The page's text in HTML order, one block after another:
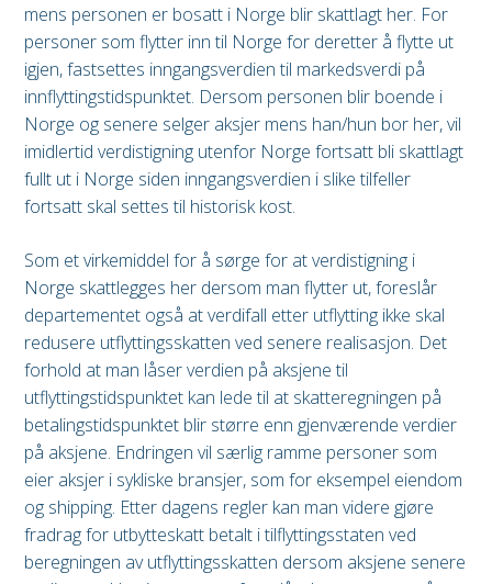
mens personen er bosatt i Norge blir skattlagt her. For
personer som flytter inn til Norge for deretter å flytte ut
igjen, fastsettes inngangsverdien til markedsverdi på
innflyttingstidspunktet. Dersom personen blir boende i
Norge og senere selger aksjer mens han/hun bor her, vil
imidlertid verdistigning utenfor Norge fortsatt bli skattlagt
fullt ut i Norge siden inngangsverdien i slike tilfeller
fortsatt skal settes til historisk kost.
Som et virkemiddel for å sørge for at verdistigning i
Norge skattlegges her dersom man flytter ut, foreslår
departementet også at verdifall etter utflytting ikke skal
redusere utflyttingsskatten ved senere realisasjon. Det
forhold at man låser verdien på aksjene til
utflyttingstidspunktet kan lede til at skatteregningen på
betalingstidspunktet blir større enn gjenværende verdier
på aksjene. Endringen vil særlig ramme personer som
eier aksjer i sykliske bransjer, som for eksempel eiendom
og shipping. Etter dagens regler kan man videre gjøre
fradrag for utbytteskatt betalt i tilflyttingsstaten ved
beregningen av utflyttingsskatten dersom aksjene senere